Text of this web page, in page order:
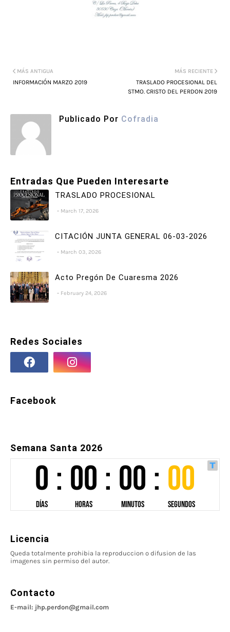
MÁS RECIENTE
TRASLADO PROCESIONAL DEL
STMO. CRISTO DEL PERDON 2019
MÁS ANTIGUA
INFORMACIÓN MARZO 2019
Publicado Por Cofradia
Entradas Que Pueden Interesarte
TRASLADO PROCESIONAL
March 17, 2026
CITACIÓN JUNTA GENERAL 06-03-2026
March 03, 2026
Acto Pregón De Cuaresma 2026
February 24, 2026
Redes Sociales
Facebook
Semana Santa 2026
Licencia
Queda totalmente prohibia la reproduccion o difusion de las
imagenes sin permiso del autor.
Contacto
E-mail: jhp.perdon@gmail.com